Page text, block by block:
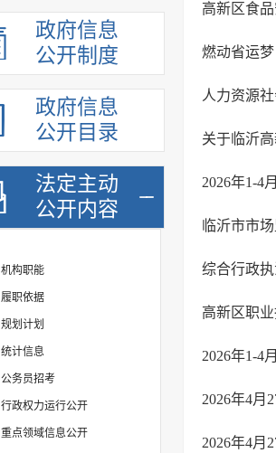
政府信息
公开制度
政府信息
公开目录
法定主动
公开内容
机构职能
履职依据
规划计划
统计信息
公务员招考
行政权力运行公开
重点领域信息公开
高新区食
人力资源
2026年1-4
临沂市市
综合行政
高新区职
2026年1-4
2026年4月